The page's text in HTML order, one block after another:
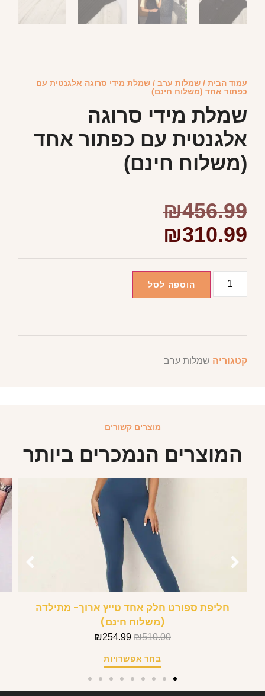
עמוד הבית / שמלות ערב / שמלת מידי סרוגה אלגנטית עם
כפתור אחד (משלוח חינם)
שמלת מידי סרוגה
אלגנטית עם כפתור אחד
(משלוח חינם)
₪456.99
₪310.99
הוספה לסל
קטגוריה שמלות ערב
מוצרים קשורים
המוצרים הנמכרים ביותר
חליפת ספורט חלק אחד טייץ ארוך- מתילדה
(משלוח חינם)
₪510.00
₪254.99
בחר אפשרויות